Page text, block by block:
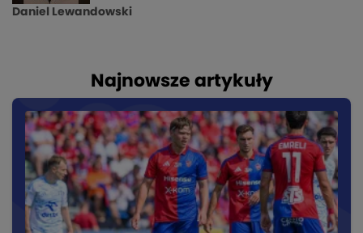
Daniel Lewandowski
Najnowsze artykuły